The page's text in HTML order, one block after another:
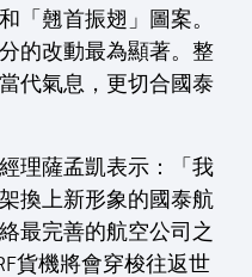
「翹首振翅」圖案。
的改動最為顯著。整
代氣息，更切合國泰
理薩孟凱表示：「我
換上新形象的國泰航
最完善的航空公司之
貨機將會穿梭往返世